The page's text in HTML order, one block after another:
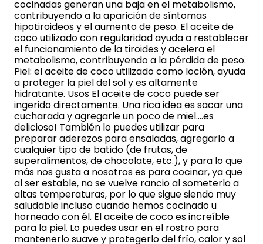
cocinadas generan una baja en el metabolismo,
contribuyendo a la aparición de síntomas
hipotiroideos y el aumento de peso. El aceite de
coco utilizado con regularidad ayuda a restablecer
el funcionamiento de la tiroides y acelera el
metabolismo, contribuyendo a la pérdida de peso.
Piel: el aceite de coco utilizado como loción, ayuda
a proteger la piel del sol y es altamente
hidratante. Usos El aceite de coco puede ser
ingerido directamente. Una rica idea es sacar una
cucharada y agregarle un poco de miel….es
delicioso! También lo puedes utilizar para
preparar aderezos para ensaladas, agregarlo a
cualquier tipo de batido (de frutas, de
superalimentos, de chocolate, etc.), y para lo que
más nos gusta a nosotros es para cocinar, ya que
al ser estable, no se vuelve rancio al someterlo a
altas temperaturas, por lo que sigue siendo muy
saludable incluso cuando hemos cocinado u
horneado con él. El aceite de coco es increíble
para la piel. Lo puedes usar en el rostro para
mantenerlo suave y protegerlo del frío, calor y sol